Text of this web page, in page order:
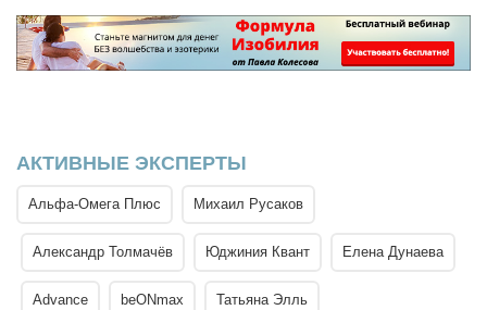
АКТИВНЫЕ ЭКСПЕРТЫ
Альфа-Омега Плюс Михаил Русаков
Александр Толмачёв Юджиния Квант Елена Дунаева
Advance beONmax Татьяна Элль